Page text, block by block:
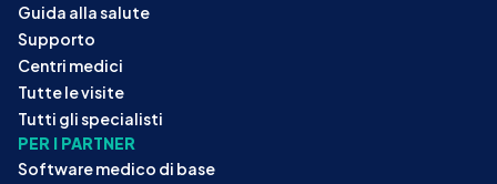
Guida alla salute
Supporto
Centri medici
Tutte le visite
Tutti gli specialisti
PER I PARTNER
Software medico di base